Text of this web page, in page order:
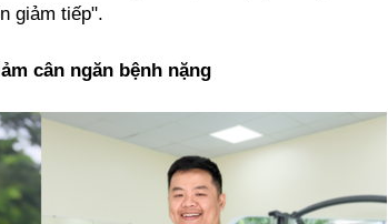
giảm tiếp".
cân ngăn bệnh nặng